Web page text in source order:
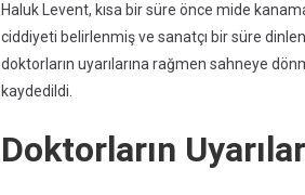
Haluk Levent, kısa bir süre önce mide
ciddiyeti belirlenmiş ve sanatçı bir süre
doktorların uyarılarına rağmen sahneye
kaydedildi.
Doktorların